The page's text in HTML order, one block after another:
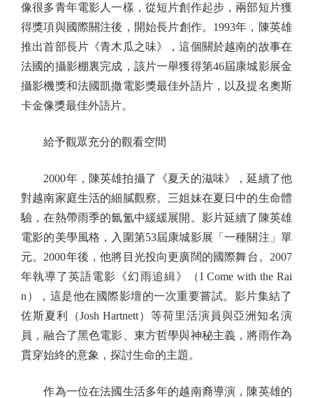
像很多青年電影人一樣，從短片創作起步，兩部短片獲
得獎項與國際關注後，開始長片創作。1993年，陳英雄
推出首部長片《青木瓜之味》，這個關於越南的故事在
法國的攝影棚裏完成，該片一舉獲得第46屆康城影展金
攝影機獎和法國凱撒電影獎最佳外語片，以及提名奧斯
卡金像獎最佳外語片。
給予觀眾充分的觀看空間
2000年，陳英雄拍攝了《夏天的滋味》，延續了他
對越南家庭生活的細膩觀察。三姐妹在夏日中的生命體
驗，在熱帶雨季的氤氳中緩緩展開。影片延續了陳英雄
電影的美學風格，入圍第53屆康城影展「一種關注」單
元。2000年後，他將目光投向更廣闊的國際舞台。2007
年執導了英語電影《幻雨追緝》（I Come with the Rai
n），這是他在國際影壇的一次重要嘗試。影片集結了
佐斯夏利（Josh Hartnett）等荷里活演員與亞洲知名演
員，融合了黑色電影、東方哲學與神秘主義，將雨作為
貫穿始終的意象，探討生命的主題。
作為一位在法國生活多年的越南裔導演，陳英雄的